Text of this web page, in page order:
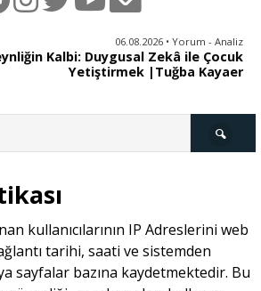
06.08.2026 • Yorum - Analiz
Kalbi: Duygusal Zekâ ile Çocuk
Yetiştirmek |Tuğba Kayaer
Türkiye
Derkenar
kullanıcılarının IP Adreslerini web
tarihi, saati ve sistemden
sayfalar bazına kaydetmektedir. Bu